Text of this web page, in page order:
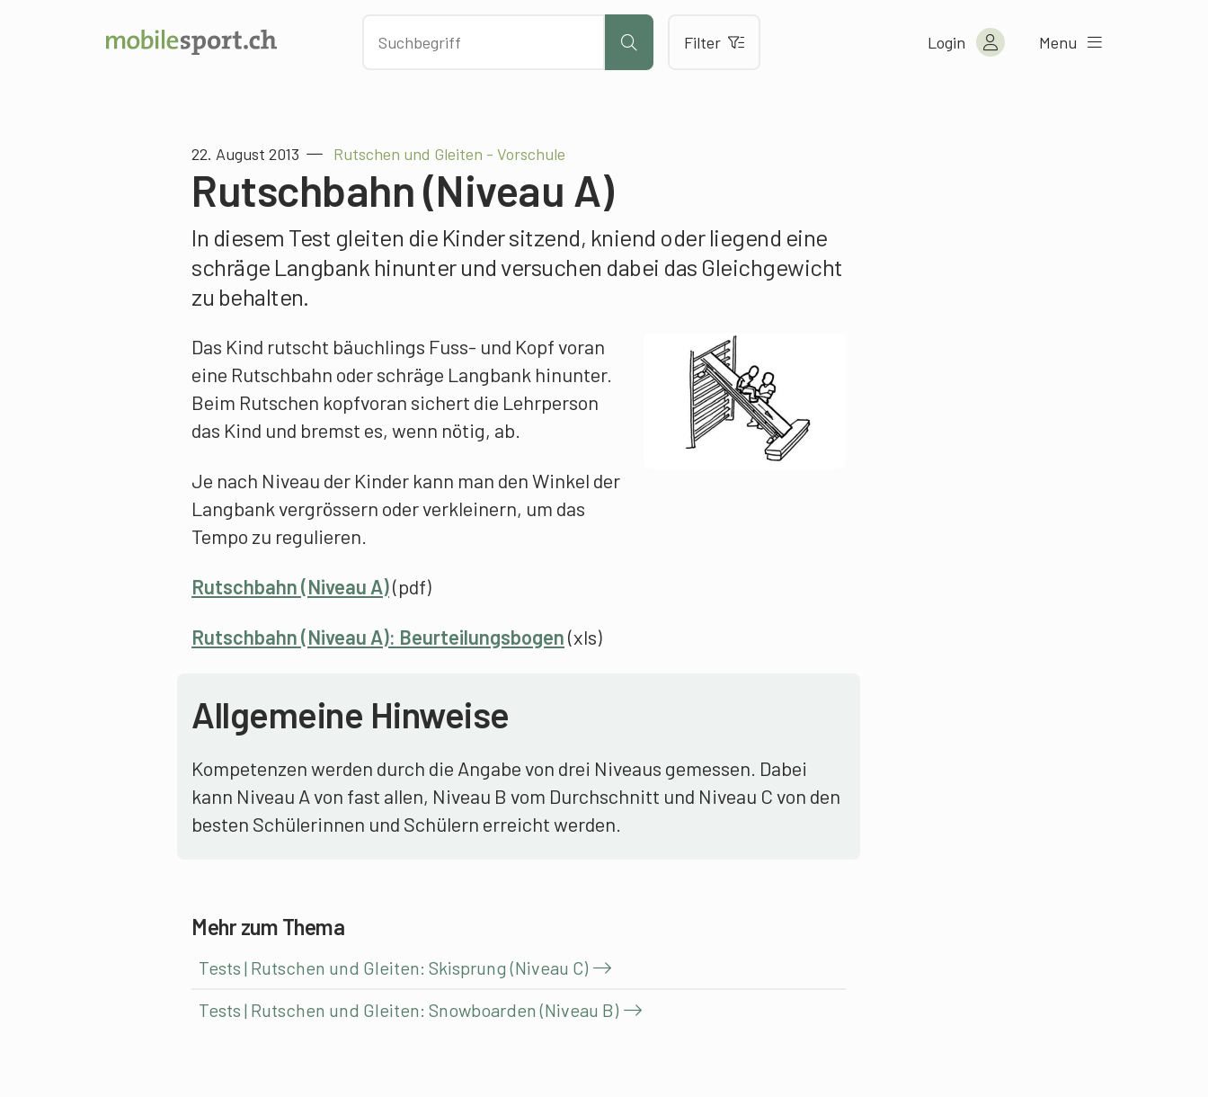
Filter Login Menu
22. August 2013 Rutschen und Gleiten - Vorschule
Rutschbahn (Niveau A)
In diesem Test gleiten die Kinder sitzend, kniend oder liegend eine
schräge Langbank hinunter und versuchen dabei das Gleichgewicht
zu behalten.
Das Kind rutscht bäuchlings Fuss- und Kopf voran
eine Rutschbahn oder schräge Langbank hinunter.
Beim Rutschen kopfvoran sichert die Lehrperson
das Kind und bremst es, wenn nötig, ab.
Je nach Niveau der Kinder kann man den Winkel der
Langbank vergrössern oder verkleinern, um das
Tempo zu regulieren.
Rutschbahn (Niveau A)(pdf)
Rutschbahn (Niveau A): Beurteilungsbogen(xls)
Allgemeine Hinweise
Kompetenzen werden durch die Angabe von drei Niveaus gemessen. Dabei
kann Niveau A von fast allen, Niveau B vom Durchschnitt und Niveau C von den
besten Schülerinnen und Schülern erreicht werden.
Mehr zum Thema
Tests | Rutschen und Gleiten: Skisprung (Niveau C)
Tests | Rutschen und Gleiten: Snowboarden (Niveau B)